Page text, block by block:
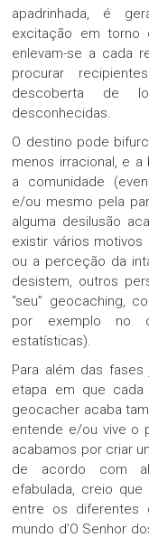
apadrinhada, é
excitação em torno
enlevam-se a cada
procurar
descoberta de
desconhecidas.
O destino pode
menos irracional, e
a comunidade
e/ou mesmo pela
alguma desilusão
existir vários
ou a perceção da
desistem, outros
“seu” geocaching,
por exemplo no
estatísticas).
Para além das
etapa em que
geocacher acaba
entende e/ou vive o
acabamos por criar
de acordo com
efabulada, creio
entre os diferentes
mundo d’O Senhor